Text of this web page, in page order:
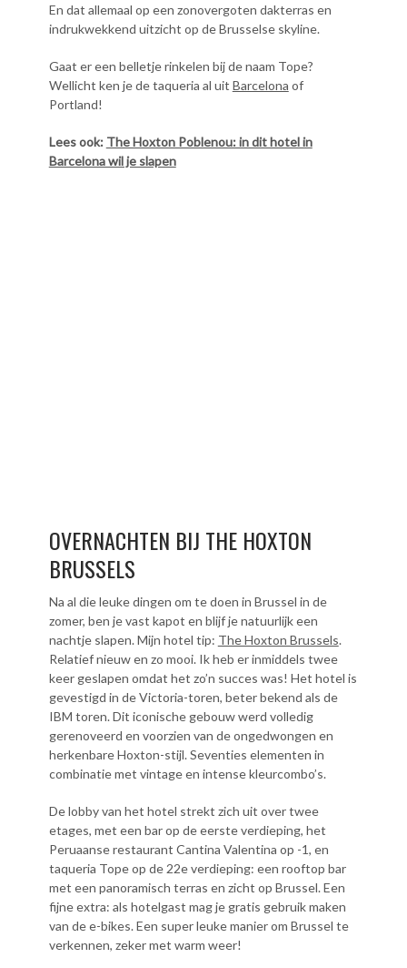
En dat allemaal op een zonovergoten dakterras en
indrukwekkend uitzicht op de Brusselse skyline.
Gaat er een belletje rinkelen bij de naam Tope?
Wellicht ken je de taqueria al uit Barcelona of
Portland!
Lees ook: The Hoxton Poblenou: in dit hotel in
Barcelona wil je slapen
OVERNACHTEN BIJ THE HOXTON
BRUSSELS
Na al die leuke dingen om te doen in Brussel in de
zomer, ben je vast kapot en blijf je natuurlijk een
nachtje slapen. Mijn hotel tip: The Hoxton Brussels.
Relatief nieuw en zo mooi. Ik heb er inmiddels twee
keer geslapen omdat het zo’n succes was! Het hotel is
gevestigd in de Victoria-toren, beter bekend als de
IBM toren. Dit iconische gebouw werd volledig
gerenoveerd en voorzien van de ongedwongen en
herkenbare Hoxton-stijl. Seventies elementen in
combinatie met vintage en intense kleurcombo’s.
De lobby van het hotel strekt zich uit over twee
etages, met een bar op de eerste verdieping, het
Peruaanse restaurant Cantina Valentina op -1, en
taqueria Tope op de 22e verdieping: een rooftop bar
met een panoramisch terras en zicht op Brussel. Een
fijne extra: als hotelgast mag je gratis gebruik maken
van de e-bikes. Een super leuke manier om Brussel te
verkennen, zeker met warm weer!